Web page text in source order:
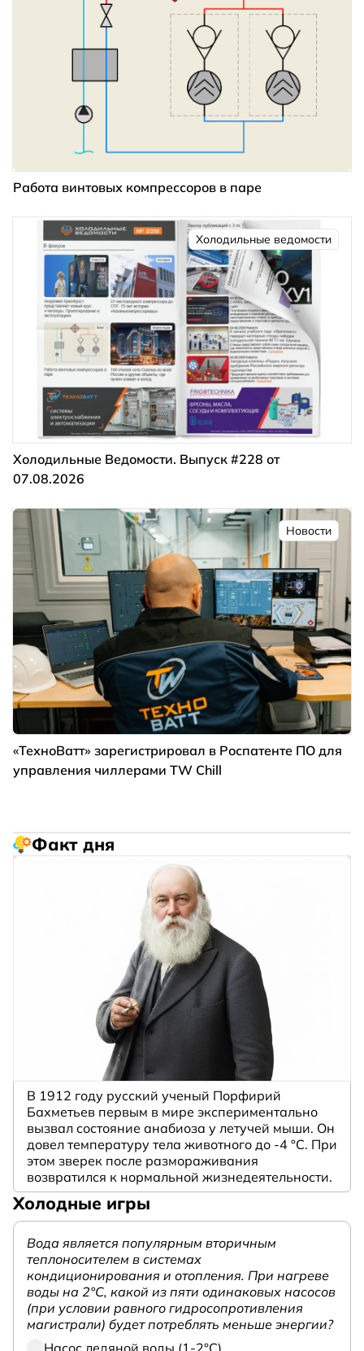
Работа винтовых компрессоров в паре
Холодильные ведомости
Холодильные Ведомости. Выпуск #228 от
07.08.2026
Новости
«ТехноВатт» зарегистрировал в Роспатенте ПО для
управления чиллерами TW Chill
Факт дня
В 1912 году русский ученый Порфирий
Бахметьев первым в мире экспериментально
вызвал состояние анабиоза у летучей мыши. Он
довел температуру тела животного до -4 °C. При
этом зверек после размораживания
возвратился к нормальной жизнедеятельности.
Холодные игры
Вода является популярным вторичным
теплоносителем в системах
кондиционирования и отопления. При нагреве
воды на 2°С, какой из пяти одинаковых насосов
(при условии равного гидросопротивления
магистрали) будет потреблять меньше энергии?
Насос ледяной воды (1-2°С)